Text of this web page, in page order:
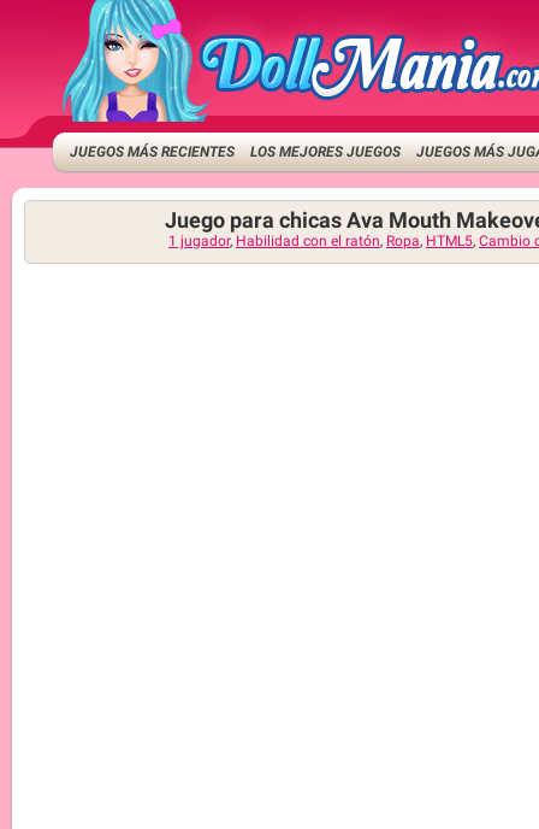
JUEGOS MÁS RECIENTES LOS MEJORES JUEGOS JUEGOS MÁS
Juego para chicas Ava Mouth
1 jugador, Habilidad con el ratón, Ropa, HTML5, Cambio